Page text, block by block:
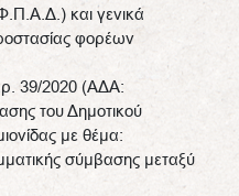
και γενικά
φορέων
39/2020 (ΑΔΑ:
του Δημοτικού
με θέμα:
σύμβασης μεταξύ